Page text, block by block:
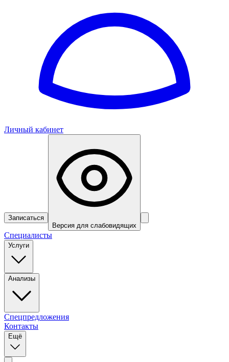
Личный кабинет
Записаться
Версия для слабовидящих
Специалисты
Услуги
Анализы
Спецпредложения
Контакты
Ещё